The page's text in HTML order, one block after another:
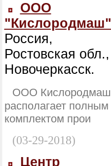
ООО
"Кислородмаш"
Россия,
Ростовская обл.,
Новочеркасск.
ООО Кислородмаш
располагает полным
комплектом прои
(03-29-2018)
Центр